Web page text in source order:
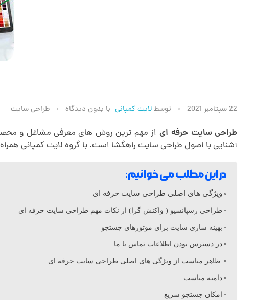
ش
ا
ص
ه
ه
22 سپتامبر 2021 توسطلایت کمپانی با بدون دیدگاه طراحی سایت
طراحی سایت حرفه ای از مهم ترین روش های معرفی مشاغل و
آشنایی با اصول طراحی سایت راهگشا است. با گروه لایت کمپانی
در این مطلب می خوانیم:
ویژگی های اصلی طراحی سایت حرفه ای
طراحی رسپانسیو ( واکنش گرا) از نکات مهم طراحی سایت حرفه ای
بهینه سازی سایت برای موتورهای جستجو
در دسترس بودن اطلاعات تماس با ما
ظاهر مناسب از ویژگی های اصلی طراحی سایت حرفه ای
دامنه مناسب
امکان جستجو سریع